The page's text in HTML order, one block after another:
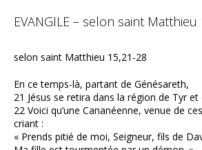
EVANGILE – selon saint Matthieu
selon saint Matthieu 15,21-28
En ce temps-là, partant de Génésareth,
21 Jésus se retira dans la région de Tyr et
22 Voici qu’une Cananéenne, venue de
criant :
« Prends pitié de moi, Seigneur, fils de